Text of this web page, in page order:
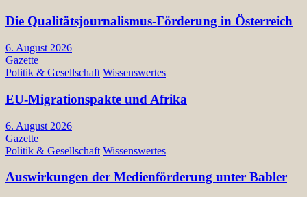
Die Qualitätsjournalismus-Förderung in Österreich
6. August 2026
Gazette
Politik & Gesellschaft Wissenswertes
EU-Migrationspakte und Afrika
6. August 2026
Gazette
Politik & Gesellschaft Wissenswertes
Auswirkungen der Medienförderung unter Babler